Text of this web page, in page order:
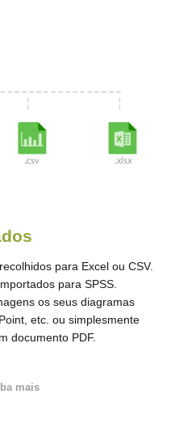
para Excel ou CSV.
para SPSS.
os seus diagramas
etc. ou simplesmente
documento PDF.
mais